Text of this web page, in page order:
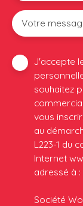
Votre
J'accepte
souhaitez
vous
au
L223-1 du
Internet
adressé à :
Société